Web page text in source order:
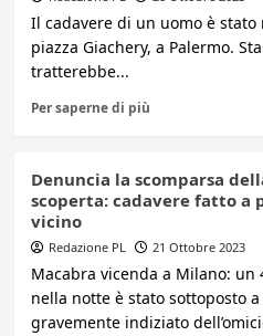
Il cadavere di un uomo è
piazza Giachery, a Palermo.
tratterebbe...
Per saperne di più
Denuncia la scomparsa
scoperta: cadavere fatto a
vicino
Redazione PL 21 Ottobre 2023
Macabra vicenda a Milano:
nella notte è stato sottoposto
gravemente indiziato